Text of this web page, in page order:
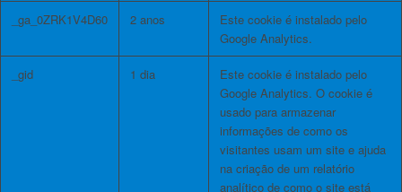
_ga_0ZRK1V4D60 2 anos
Este cookie é instalado pelo
Google Analytics.
_gid 1 dia
Este cookie é instalado pelo
Google Analytics. O cookie é
usado para armazenar
informações de como os
visitantes usam um site e ajuda
na criação de um relatório
analítico de como o site está